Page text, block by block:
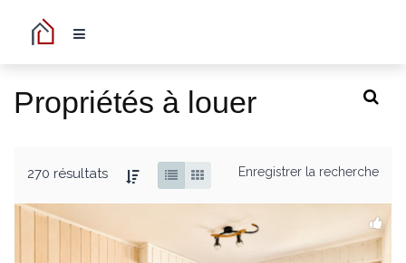
Propriétés à louer
270 résultats Enregistrer la recherche